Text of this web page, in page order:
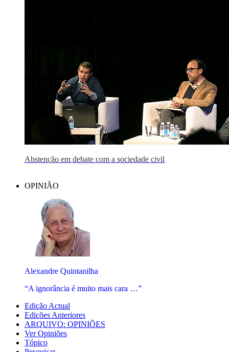
Abstenção em debate com a sociedade civil
OPINIÃO
Alexandre Quintanilha
“A ignorância é muito mais cara …”
Edição Actual
Edições Anteriores
ARQUIVO: OPINIÕES
Ver Opiniões
Tópico